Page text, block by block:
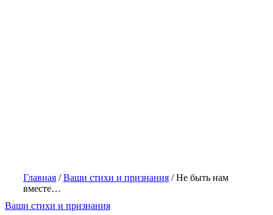
Главная /Ваши стихи и признания /Не быть нам
вместе…
Ваши стихи и признания